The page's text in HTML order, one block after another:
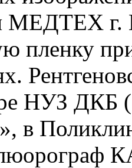
МЕДТЕХ г.
пленку
НУЗ ДКБ
в